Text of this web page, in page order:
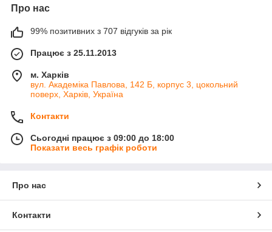
Про нас
99% позитивних з 707 відгуків за рік
Працює з 25.11.2013
м. Харків
вул. Академіка Павлова, 142 Б, корпус 3, цокольний
поверх, Харків, Україна
Контакти
Сьогодні працює з 09:00 до 18:00
Показати весь графік роботи
Про нас
Контакти